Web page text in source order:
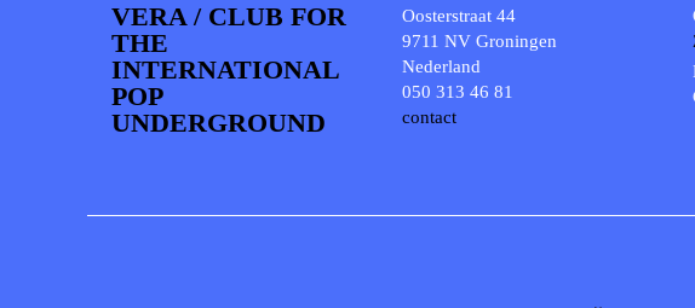
VERA / CLUB FOR
THE
INTERNATIONAL
POP
UNDERGROUND
Oosterstraat 44
9711 NV Groningen
Nederland
050 313 46 81
contact